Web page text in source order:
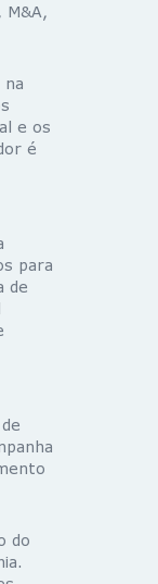
M&A,
na
e os
é
para
de
do